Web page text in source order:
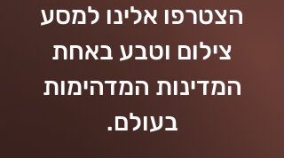
הצטרפו אלינו למסע
צילום וטבע באחת
המדינות המדהימות
בעולם.